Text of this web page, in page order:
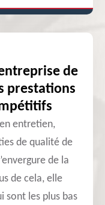
de
prestations
entretien,
de qualité de
de la
de cela, elle
sont les plus bas